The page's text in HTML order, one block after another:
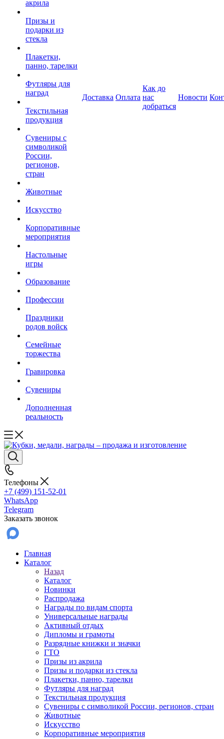
акрила
Призы и
подарки из
стекла
Плакетки,
панно, тарелки
Футляры для
наград
Текстильная
продукция
Сувениры с
символикой
России,
регионов,
стран
Животные
Искусство
Корпоративные
мероприятия
Настольные
игры
Образование
Профессии
Праздники
родов войск
Семейные
торжества
Гравировка
Сувениры
Дополненная
реальность
Доставка Оплата
Как до
нас
добраться
Новости
Телефоны
+7 (499) 151-52-01
WhatsApp
Telegram
Заказать звонок
Главная
Каталог
Назад
Каталог
Новинки
Распродажа
Награды по видам спорта
Универсальные награды
Активный отдых
Дипломы и грамоты
Разрядные книжки и значки
ГТО
Призы из акрила
Призы и подарки из стекла
Плакетки, панно, тарелки
Футляры для наград
Текстильная продукция
Сувениры с символикой России, регионов, стран
Животные
Искусство
Корпоративные мероприятия